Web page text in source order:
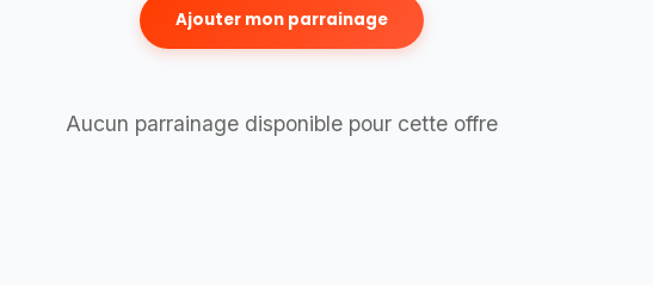
Ajouter mon parrainage
Aucun parrainage disponible pour cette offre